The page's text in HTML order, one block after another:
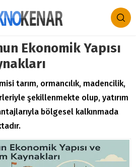
Ekonomik Yapısı
tarım, ormancılık, madencilik,
şekillenmekte olup, yatırım
bölgesel kalkınmada